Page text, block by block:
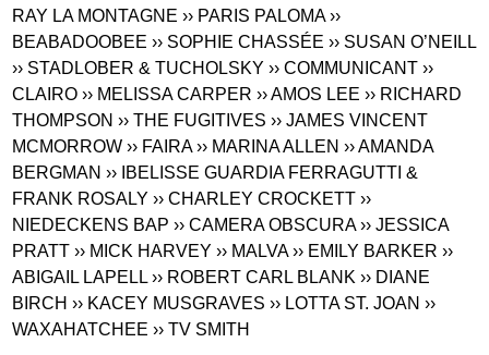
RAY LA MONTAGNE ›› PARIS PALOMA ››
BEABADOOBEE ›› SOPHIE CHASSÉE ›› SUSAN O’NEILL
›› STADLOBER & TUCHOLSKY ›› COMMUNICANT ››
CLAIRO ›› MELISSA CARPER ›› AMOS LEE ›› RICHARD
THOMPSON ›› THE FUGITIVES ›› JAMES VINCENT
MCMORROW ›› FAIRA ›› MARINA ALLEN ›› AMANDA
BERGMAN ›› IBELISSE GUARDIA FERRAGUTTI &
FRANK ROSALY ›› CHARLEY CROCKETT ››
NIEDECKENS BAP›› CAMERA OBSCURA ›› JESSICA
PRATT ›› MICK HARVEY ›› MALVA ›› EMILY BARKER ››
ABIGAIL LAPELL ›› ROBERT CARL BLANK ›› DIANE
BIRCH ›› KACEY MUSGRAVES ›› LOTTA ST. JOAN ››
WAXAHATCHEE ›› TV SMITH